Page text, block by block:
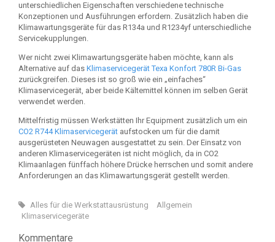
unterschiedlichen Eigenschaften verschiedene technische
Konzeptionen und Ausführungen erfordern. Zusätzlich haben die
Klimawartungsgeräte für das R134a und R1234yf unterschiedliche
Servicekupplungen.
Wer nicht zwei Klimawartungsgeräte haben möchte, kann als
Alternative auf das Klimaservicegerät Texa Konfort 780R Bi-Gas
zurückgreifen. Dieses ist so groß wie ein „einfaches“
Klimaservicegerät, aber beide Kältemittel können im selben Gerät
verwendet werden.
Mittelfristig müssen Werkstätten Ihr Equipment zusätzlich um ein
CO2 R744 Klimaservicegerät aufstocken um für die damit
ausgerüsteten Neuwagen ausgestattet zu sein. Der Einsatz von
anderen Klimaservicegeräten ist nicht möglich, da in CO2
Klimaanlagen fünffach höhere Drücke herrschen und somit andere
Anforderungen an das Klimawartungsgerät gestellt werden.
Alles für die Werkstattausrüstung
Allgemein
Klimaservicegeräte
Kommentare